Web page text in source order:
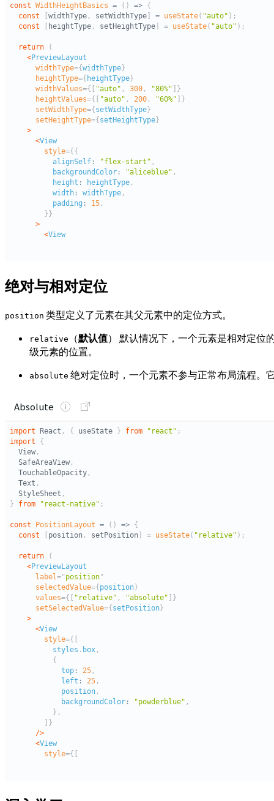
绝对与相对定位
position 类型定义了元素在其父元素中的定位方式。
relative （默认值） 默认情况下，一个元素是相对定位
级元素的位置。
absolute 绝对定位时，一个元素不参与正常布局流程。